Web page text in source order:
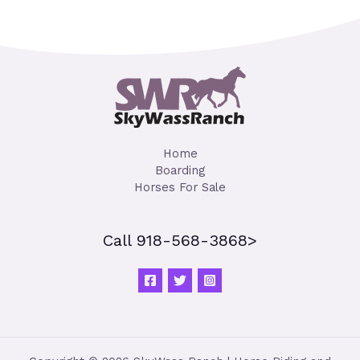
Home
Boarding
Horses For Sale
Call 918-568-3868>